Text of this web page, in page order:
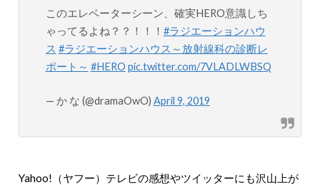
このエレベーターシーン、確実HERO意識しち
ゃってるよね？？！！！ #ラジエーションハウ
ス #ラジエーションハウス～放射線科の診断レ
ポート～ #HERO pic.twitter.com/7VLADLWBSQ
— か な (@dramaOwO) April 9, 2019
Yahoo!（ヤフー）テレビの感想やツイッターにも沢山上が